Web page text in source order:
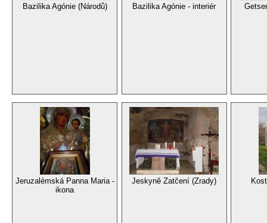
Bazilika Agónie (Národů) Bazilika Agónie - interiér
Jeruzalémská Panna Maria -
ikona
Jeskyně Zatčení (Zrady)